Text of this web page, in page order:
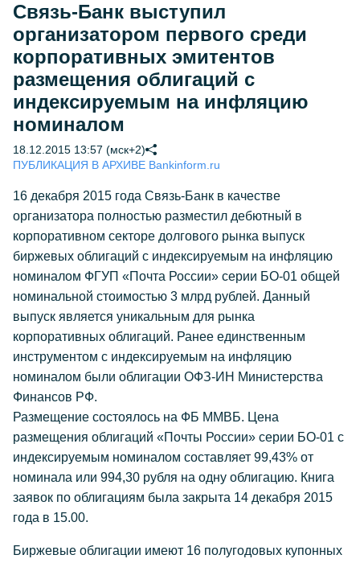
Связь-Банк выступил
организатором первого среди
корпоративных эмитентов
размещения облигаций с
индексируемым на инфляцию
номиналом
18.12.2015 13:57 (мск+2)
ПУБЛИКАЦИЯ В АРХИВЕ Bankinform.ru
16 декабря 2015 года Связь-Банк в качестве
организатора полностью разместил дебютный в
корпоративном секторе долгового рынка выпуск
биржевых облигаций с индексируемым на инфляцию
номиналом ФГУП «Почта России» серии БО-01 общей
номинальной стоимостью 3 млрд рублей. Данный
выпуск является уникальным для рынка
корпоративных облигаций. Ранее единственным
инструментом с индексируемым на инфляцию
номиналом были облигации ОФЗ-ИН Министерства
Финансов РФ.
Размещение состоялось на ФБ ММВБ. Цена
размещения облигаций «Почты России» серии БО-01 с
индексируемым номиналом составляет 99,43% от
номинала или 994,30 рубля на одну облигацию. Книга
заявок по облигациям была закрыта 14 декабря 2015
года в 15.00.
Биржевые облигации имеют 16 полугодовых купонных